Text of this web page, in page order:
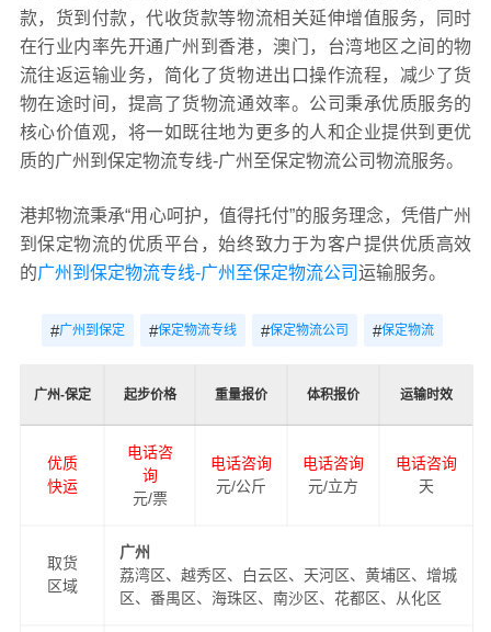
款，货到付款，代收货款等物流相关延伸增值服务，同时
在行业内率先开通广州到香港，澳门，台湾地区之间的物
流往返运输业务，简化了货物进出口操作流程，减少了货
物在途时间，提高了货物流通效率。公司秉承优质服务的
核心价值观，将一如既往地为更多的人和企业提供到更优
质的广州到保定物流专线-广州至保定物流公司物流服务。
港邦物流秉承“用心呵护，值得托付”的服务理念，凭借广州
到保定物流的优质平台，始终致力于为客户提供优质高效
的广州到保定物流专线-广州至保定物流公司运输服务。
#广州到保定 #保定物流专线 #保定物流公司 #保定物流
广州-保定 起步价格 重量报价 体积报价 运输时效
优质
快运
电话咨
询
元/票
电话咨询
元/公斤
电话咨询
元/立方
电话咨询
天
取货
区域
广州
荔湾区、越秀区、白云区、天河区、黄埔区、增城
区、番禺区、海珠区、南沙区、花都区、从化区